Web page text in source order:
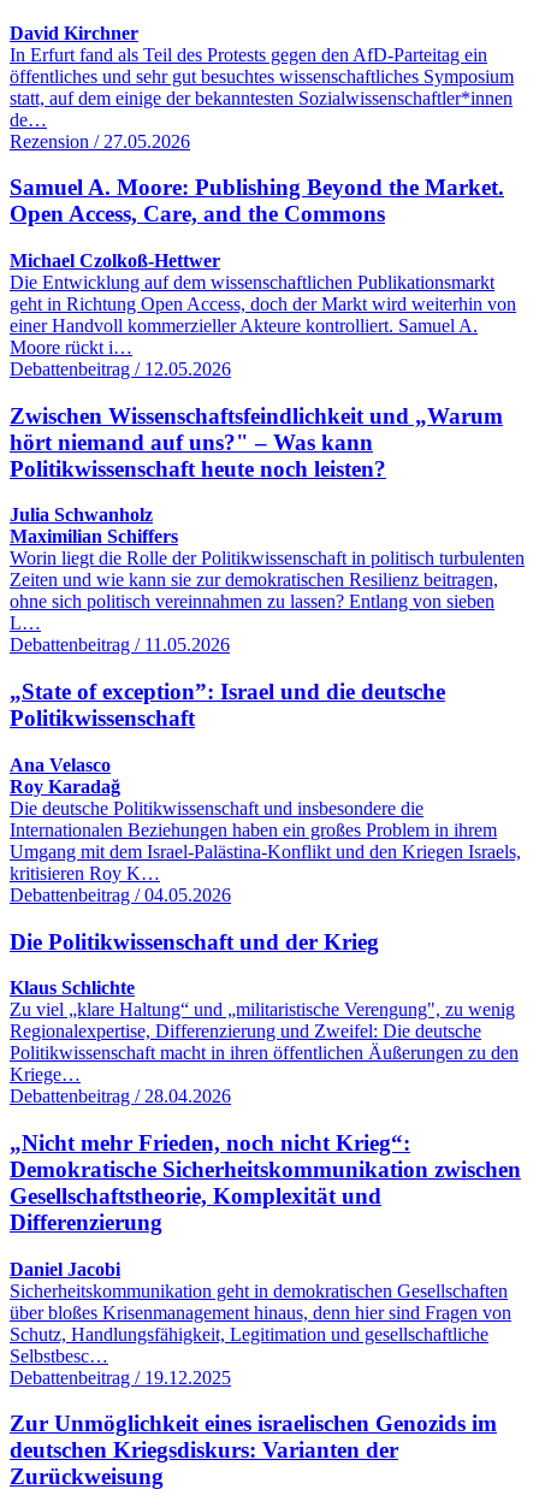
David Kirchner
In Erfurt fand als Teil des Protests gegen den AfD-Parteitag ein
öffentliches und sehr gut besuchtes wissenschaftliches Symposium
statt, auf dem einige der bekanntesten Sozialwissenschaftler*innen
de…
Rezension / 27.05.2026
Samuel A. Moore: Publishing Beyond the Market.
Open Access, Care, and the Commons
Michael Czolkoß-Hettwer
Die Entwicklung auf dem wissenschaftlichen Publikationsmarkt
geht in Richtung Open Access, doch der Markt wird weiterhin von
einer Handvoll kommerzieller Akteure kontrolliert. Samuel A.
Moore rückt i…
Debattenbeitrag / 12.05.2026
Zwischen Wissenschaftsfeindlichkeit und „Warum
hört niemand auf uns?" – Was kann
Politikwissenschaft heute noch leisten?
Julia Schwanholz
Maximilian Schiffers
Worin liegt die Rolle der Politikwissenschaft in politisch turbulenten
Zeiten und wie kann sie zur demokratischen Resilienz beitragen,
ohne sich politisch vereinnahmen zu lassen? Entlang von sieben
L…
Debattenbeitrag / 11.05.2026
„State of exception”: Israel und die deutsche
Politikwissenschaft
Ana Velasco
Roy Karadağ
Die deutsche Politikwissenschaft und insbesondere die
Internationalen Beziehungen haben ein großes Problem in ihrem
Umgang mit dem Israel-Palästina-Konflikt und den Kriegen Israels,
kritisieren Roy K…
Debattenbeitrag / 04.05.2026
Die Politikwissenschaft und der Krieg
Klaus Schlichte
Zu viel „klare Haltung“ und „militaristische Verengung", zu wenig
Regionalexpertise, Differenzierung und Zweifel: Die deutsche
Politikwissenschaft macht in ihren öffentlichen Äußerungen zu den
Kriege…
Debattenbeitrag / 28.04.2026
„Nicht mehr Frieden, noch nicht Krieg“:
Demokratische Sicherheitskommunikation zwischen
Gesellschaftstheorie, Komplexität und
Differenzierung
Daniel Jacobi
Sicherheitskommunikation geht in demokratischen Gesellschaften
über bloßes Krisenmanagement hinaus, denn hier sind Fragen von
Schutz, Handlungsfähigkeit, Legitimation und gesellschaftliche
Selbstbesc…
Debattenbeitrag / 19.12.2025
Zur Unmöglichkeit eines israelischen Genozids im
deutschen Kriegsdiskurs: Varianten der
Zurückweisung